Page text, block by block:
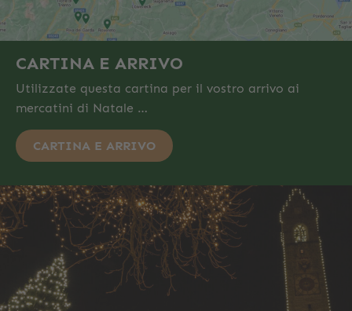
CARTINA E ARRIVO
Utilizzate questa cartina per il vostro arrivo ai
mercatini di Natale …
CARTINA E ARRIVO